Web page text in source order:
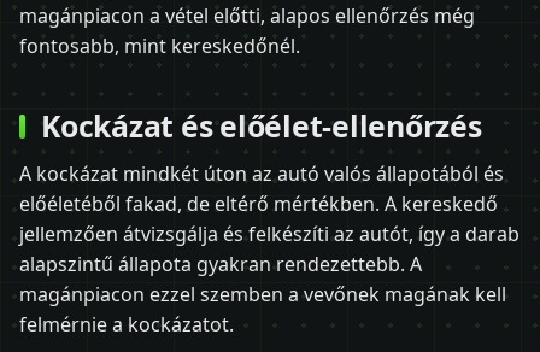
magánpiacon a vétel előtti, alapos ellenőrzés még
fontosabb, mint kereskedőnél.
Kockázat és előélet-ellenőrzés
A kockázat mindkét úton az autó valós állapotából és
előéletéből fakad, de eltérő mértékben. A kereskedő
jellemzően átvizsgálja és felkészíti az autót, így a darab
alapszintű állapota gyakran rendezettebb. A
magánpiacon ezzel szemben a vevőnek magának kell
felmérnie a kockázatot.